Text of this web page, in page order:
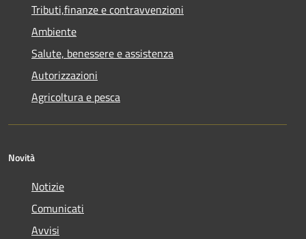
Tributi,finanze e contravvenzioni
Ambiente
Salute, benessere e assistenza
Autorizzazioni
Agricoltura e pesca
Novità
Notizie
Comunicati
Avvisi